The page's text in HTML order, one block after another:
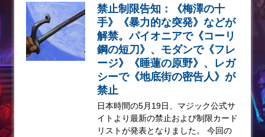
禁止制限告知：《梅澤の十
手》《暴力的な突発》などが
解禁。パイオニアで《コーリ
鋼の短刀》、モダンで《フレ
ージ》《睡蓮の原野》、レガ
シーで《地底街の密告人》が
禁止
日本時間の5月19日、マジック公式サ
イトより最新の禁止および制限カード
リストが発表となりました。 今回の